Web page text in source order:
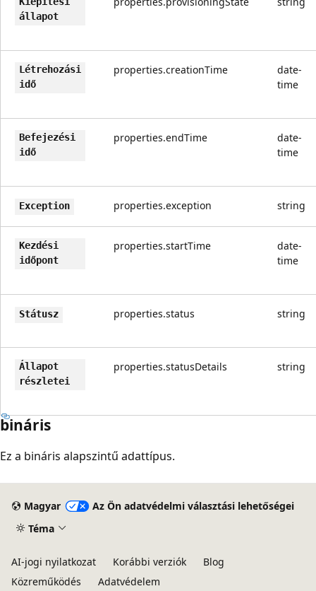
állapot
Létrehozási
idő
properties.creationTime
date-
time
Befejezési
idő
properties.endTime
date-
time
Exception properties.exception string
Kezdési
időpont
properties.startTime
date-
time
Státusz properties.status string
Állapot
részletei
properties.statusDetails string
bináris
Ez a bináris alapszintű adattípus.
Magyar
Az Ön adatvédelmi választási lehetőségei
Téma
AI-jogi nyilatkozat Korábbi verziók
Blog
Közreműködés
Adatvédelem